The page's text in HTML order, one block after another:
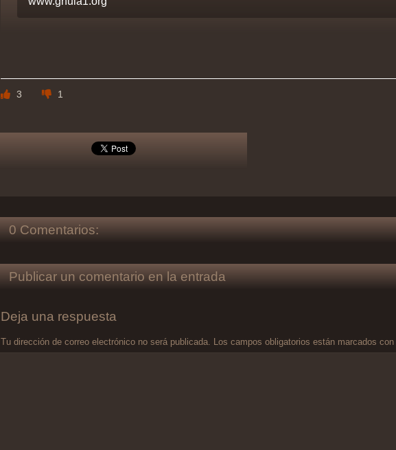
3 1
0 Comentarios:
Publicar un comentario en la entrada
Deja una respuesta
Tu dirección de correo electrónico no será publicada. Los campos obligatorios están marcados con